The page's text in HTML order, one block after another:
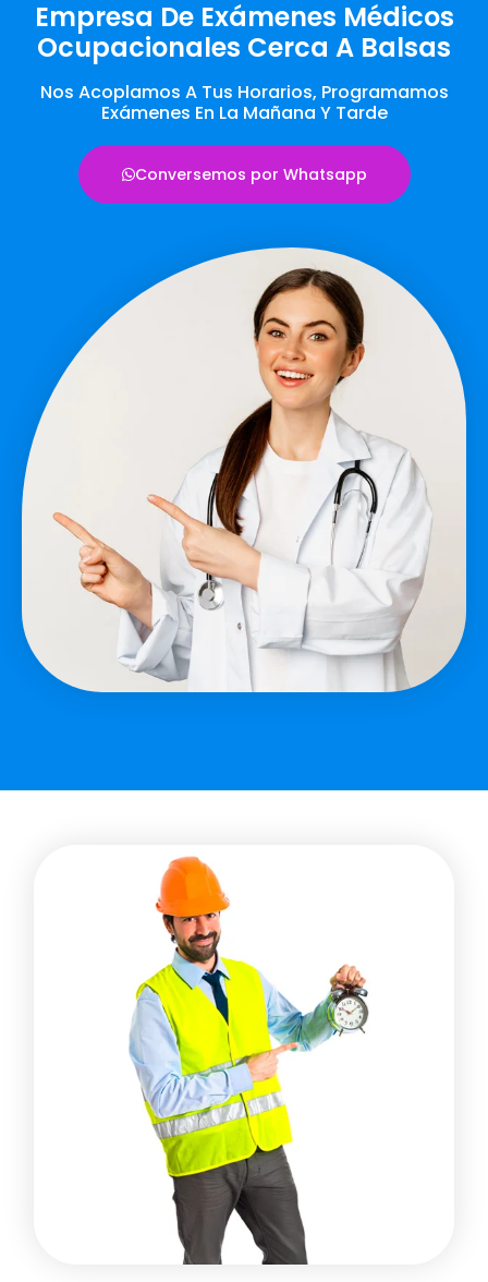
Empresa De Exámenes Médicos
Ocupacionales Cerca A Balsas
Nos Acoplamos A Tus Horarios, Programamos
Exámenes En La Mañana Y Tarde
Conversemos por Whatsapp